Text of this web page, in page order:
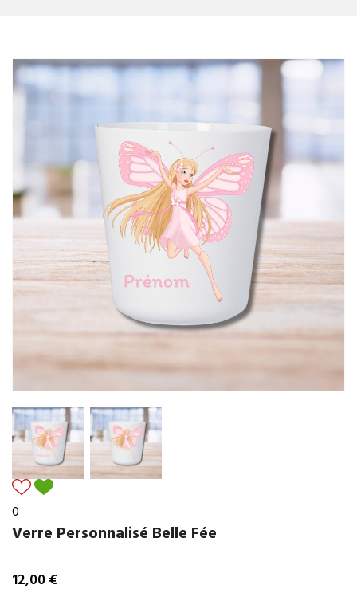
0
Verre Personnalisé Belle Fée
12,00 €